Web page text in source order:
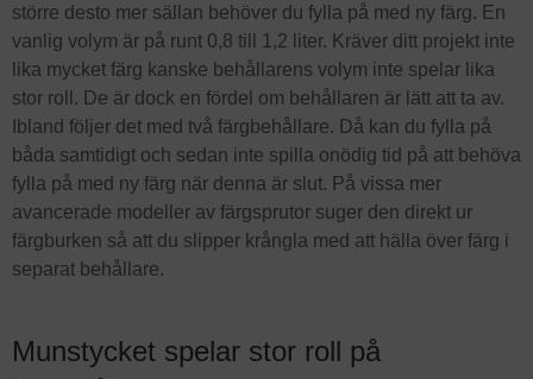
större desto mer sällan behöver du fylla på med ny färg. En
vanlig volym är på runt 0,8 till 1,2 liter. Kräver ditt projekt inte
lika mycket färg kanske behållarens volym inte spelar lika
stor roll. De är dock en fördel om behållaren är lätt att ta av.
Ibland följer det med två färgbehållare. Då kan du fylla på
båda samtidigt och sedan inte spilla onödig tid på att behöva
fylla på med ny färg när denna är slut. På vissa mer
avancerade modeller av färgsprutor suger den direkt ur
färgburken så att du slipper krångla med att hälla över färg i
separat behållare.
Munstycket spelar stor roll på